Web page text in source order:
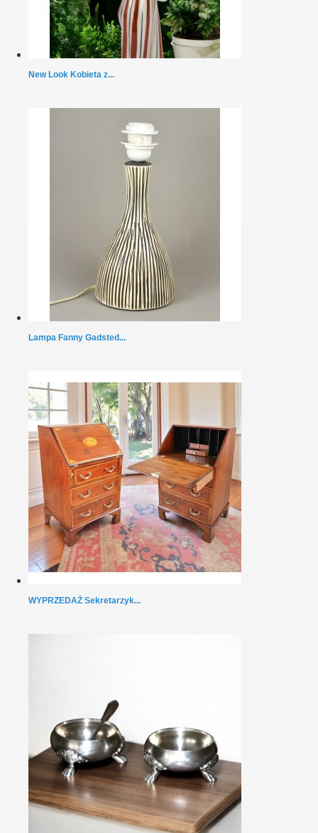
New Look Kobieta z...
Lampa Fanny Gadsted...
WYPRZEDAŻ Sekretarzyk...